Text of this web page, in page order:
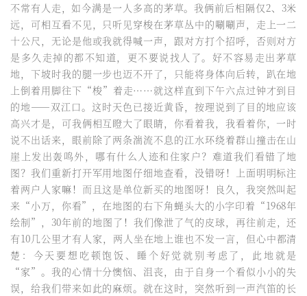
不常有人走，如今满是一人多高的茅草。我俩前后相隔仅2、3米
远，可相互看不见，只听见穿梭在茅草丛中的唰唰声，走上一二
十公尺，无论是他或我就得喊一声，跟对方打个招呼，否则对方
是多久走掉的都不知道，更不要说找人了。好不容易走出茅草
地，下坡时我的腿一步也迈不开了，只能将身体向后转，趴在地
上倒着用脚往下“梭”着走……就这样直到下午六点过钟才到目
的地——双江口。这时天色已接近黄昏，按理说到了目的地应该
高兴才是，可我俩相互瞪大了眼睛，你看着我，我看着你，一时
说不出话来，眼前除了两条湍流不息的江水环绕着群山撞击在山
崖上发出轰鸣外，哪有什么人迹和住家户？难道我们看错了地
图？我们重新打开军用地图仔细地查看，没错呀！上面明明标注
着两户人家嘛！而且这是单位新买的地图呀！良久，我突然叫起
来“小万，你看”，在地图的右下角蝇头大的小字印着“1968年
绘制”，30年前的地图了！我们像泄了气的皮球，再往前走，还
有10几公里才有人家，两人坐在地上谁也不发一言，但心中都清
楚：今天要想吃顿饱饭、睡个好觉就别考虑了，此地就是
“家”。我的心情十分懊恼、沮丧，由于自身一个看似小小的失
误，给我们带来如此的麻烦。就在这时，突然听到一声汽笛的长